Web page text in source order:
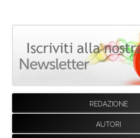
REDAZIONE
AUTORI